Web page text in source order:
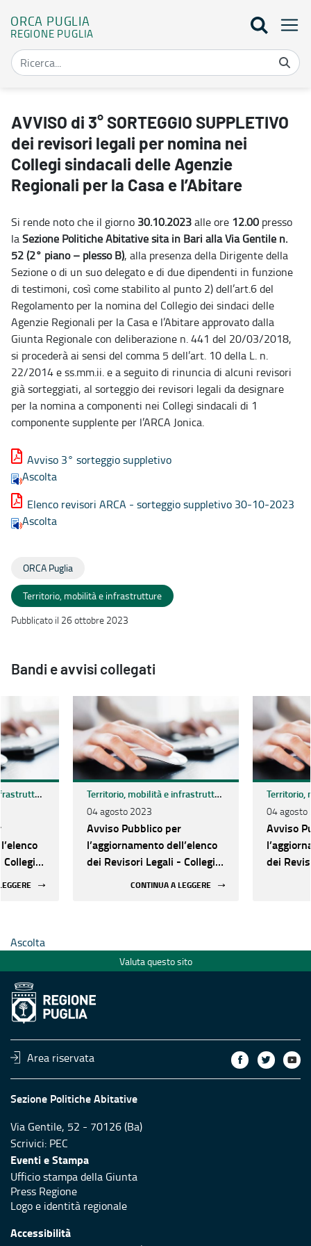
ORCA PUGLIA
REGIONE PUGLIA
AVVISO di 3° SORTEGGIO SUPPLETIVO dei revisori legali per
AVVISO di 3° SORTEGGIO SUPPLETIVO
dei revisori legali per nomina nei
Collegi sindacali delle Agenzie
Regionali per la Casa e l’Abitare
Si rende noto che il giorno 30.10.2023alle ore 12.00 presso
laSezione Politiche Abitative sita in Bari alla Via Gentile n.
52 (2° piano – plesso B), alla presenza della Dirigente della
Sezione o di un suo delegato e di due dipendenti in funzione
di testimoni, così come stabilito al punto 2) dell’art.6 del
Regolamento per la nomina del Collegio dei sindaci delle
Agenzie Regionali per la Casa e l’Abitare approvato dalla
Giunta Regionale con deliberazione n. 441 del 20/03/2018,
si procederà ai sensi del comma 5 dell’art. 10 della L. n.
22/2014 e ss.mm.ii. e a seguito di rinuncia di alcuni revisori
già sorteggiati, al sorteggio dei revisori legali da designare
per la nomina a componenti nei Collegi sindacali di 1
componente supplente per l’ARCA Jonica.
Avviso 3° sorteggio suppletivo
Ascolta
Elenco revisori ARCA - sorteggio suppletivo 30-10-2023
Ascolta
ORCA Puglia
Territorio, mobilità e infrastrutture
Pubblicato il 26 ottobre 2023
Bandi e avvisi collegati
Territorio, mobilità e infrastrutture
Territorio, mobilità e infrastrutture
04 agosto 2023
Avviso Pubblico per
l’aggiornamento dell’elenco
dei Revisori Legali - Collegio
CONTINUA A LEGGERE
04 agosto
Avviso
dei
Ascolta
Valuta questo sito
Area riservata
Sezione Politiche Abitative
Via Gentile, 52 - 70126 (Ba)
Scrivici: PEC
Eventi e Stampa
Ufficio stampa della Giunta
Press Regione
Logo e identità regionale
Accessibilità